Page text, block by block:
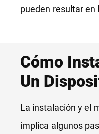
pueden resultar
Cómo
Un
La instalación y el
implica algunos